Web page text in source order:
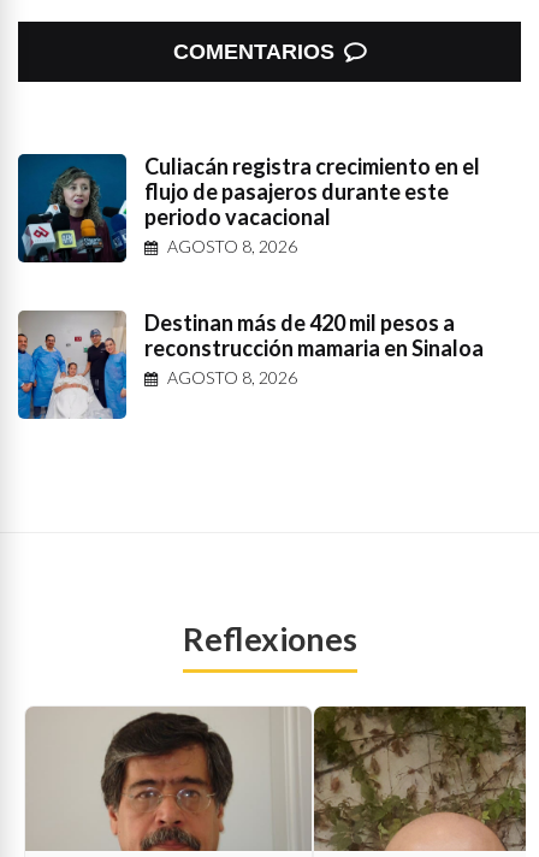
COMENTARIOS
Culiacán registra crecimiento en el
flujo de pasajeros durante este
periodo vacacional
AGOSTO 8, 2026
Destinan más de 420 mil pesos a
reconstrucción mamaria en Sinaloa
AGOSTO 8, 2026
Reflexiones